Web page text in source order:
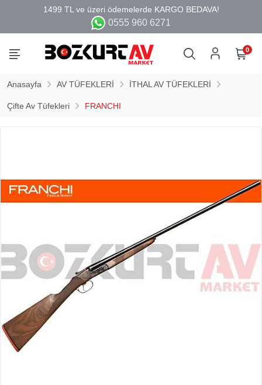
0555 960 6271
0
Anasayfa AV TÜFEKLERİ İTHAL AV TÜFEKLERİ
Çifte Av Tüfekleri FRANCHI